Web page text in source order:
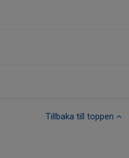
Tillbaka till toppen